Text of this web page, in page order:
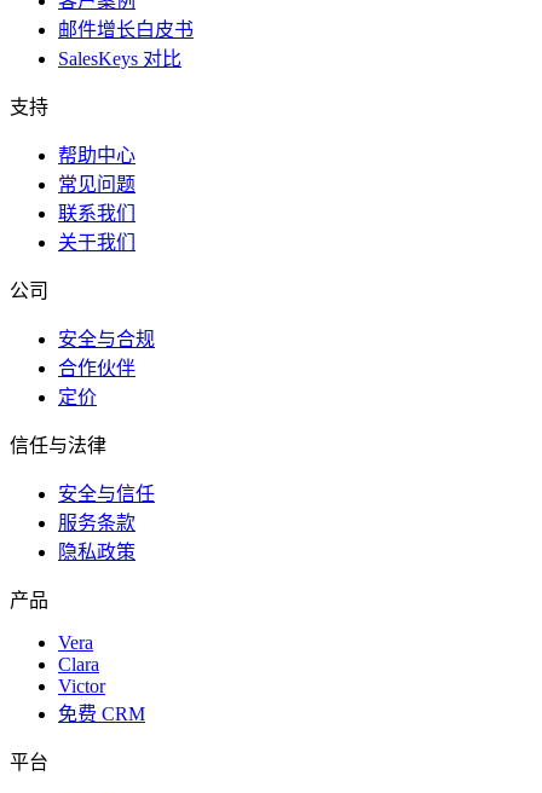
邮件增长白皮书
SalesKeys 对比
支持
帮助中心
常见问题
联系我们
关于我们
公司
安全与合规
合作伙伴
定价
信任与法律
安全与信任
服务条款
隐私政策
产品
Vera
Clara
Victor
免费 CRM
平台